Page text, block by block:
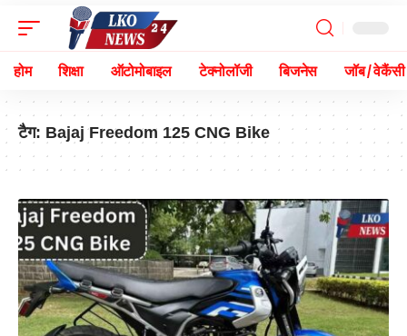
होम शिक्षा ऑटोमोबाइल टेक्नोलॉजी बिजनेस जॉब / वेकैंसी
टैग: Bajaj Freedom 125 CNG Bike